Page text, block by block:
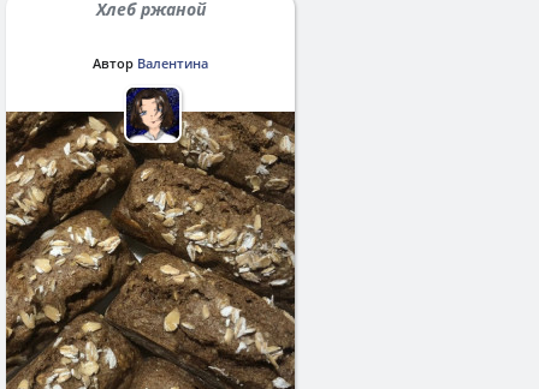
Хлеб ржаной
Автор Валентина